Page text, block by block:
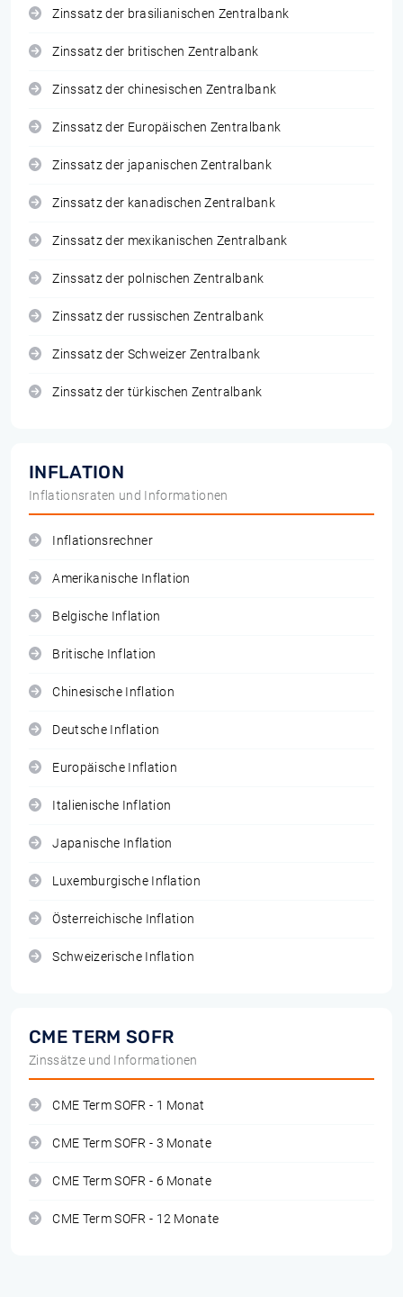
Zinssatz der brasilianischen Zentralbank
Zinssatz der britischen Zentralbank
Zinssatz der chinesischen Zentralbank
Zinssatz der Europäischen Zentralbank
Zinssatz der japanischen Zentralbank
Zinssatz der kanadischen Zentralbank
Zinssatz der mexikanischen Zentralbank
Zinssatz der polnischen Zentralbank
Zinssatz der russischen Zentralbank
Zinssatz der Schweizer Zentralbank
Zinssatz der türkischen Zentralbank
INFLATION
Inflationsraten und Informationen
Inflationsrechner
Amerikanische Inflation
Belgische Inflation
Britische Inflation
Chinesische Inflation
Deutsche Inflation
Europäische Inflation
Italienische Inflation
Japanische Inflation
Luxemburgische Inflation
Österreichische Inflation
Schweizerische Inflation
CME TERM SOFR
Zinssätze und Informationen
CME Term SOFR - 1 Monat
CME Term SOFR - 3 Monate
CME Term SOFR - 6 Monate
CME Term SOFR - 12 Monate